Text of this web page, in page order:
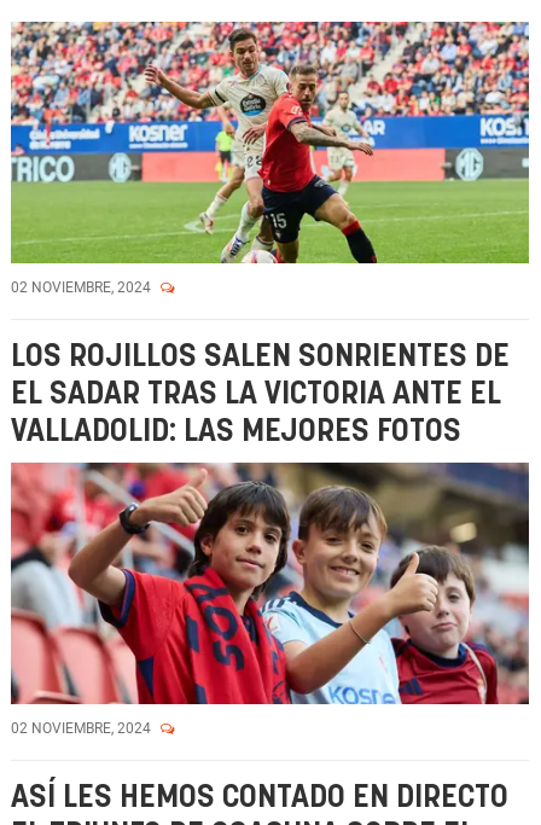
02 NOVIEMBRE, 2024
LOS ROJILLOS SALEN SONRIENTES DE
EL SADAR TRAS LA VICTORIA ANTE EL
VALLADOLID: LAS MEJORES FOTOS
02 NOVIEMBRE, 2024
ASÍ LES HEMOS CONTADO EN DIRECTO